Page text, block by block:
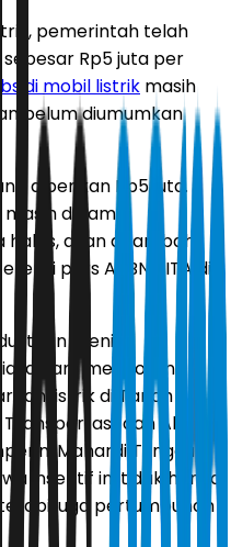
pemerintah telah
Rp5 juta per
mobil listrik masih
belum diumumkan
diberikan Rp5 juta.
dalam
habis, akan ditambah
pers APBN KITA di
menilai
dalam mendorong
listrik di Tanah Air.
dan Alat
Mahardi Tunggul
insentif ini tidak hanya
juga pertumbuhan